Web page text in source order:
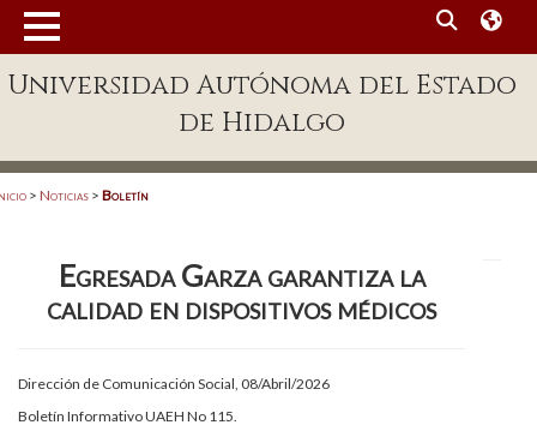
Enlaces
Patronato
Publicaciones en línea
Acreditación Internacional
Universidad Autónoma del Estado
de Hidalgo
> Noticias > Boletín
Egresada Garza garantiza la
calidad en dispositivos médicos
Dirección de Comunicación Social, 08/Abril/2026
Boletín Informativo UAEH No 115.